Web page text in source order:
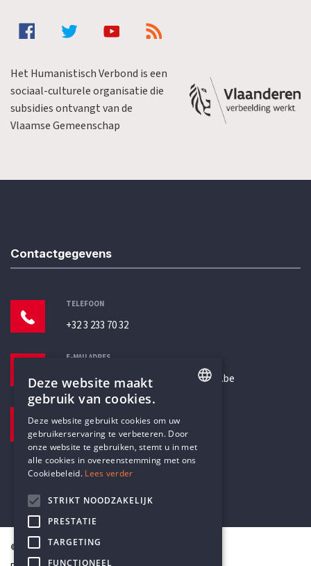
Het Humanistisch Verbond is een
sociaal-culturele organisatie die
subsidies ontvangt van de
Vlaamse Gemeenschap
Contactgegevens
TELEFOON
+32 3 233 70 32
E-MAILADRES
secretariaat@humanistischverbond.be
Pottenbrug 4
Antwerpen, 2000
© Humanistisch Verbond 2026
DUTCH
Deze website maakt
gebruik van cookies.
Deze website gebruikt cookies om uw
gebruikerservaring te verbeteren. Door
onze website te gebruiken, stemt u in met
alle cookies in overeenstemming met ons
Cookiebeleid. Lees verder
STRIKT NOODZAKELIJK
PRESTATIE
TARGETING
FUNCTIONEEL